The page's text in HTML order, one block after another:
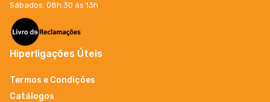
Sábados: 08h:30 ás 13h
Hiperligações Úteis
Termos e Condições
Catálogos